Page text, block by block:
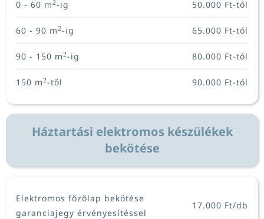
0 - 60 m2-ig 50.000 Ft-tól
60 - 90 m2-ig 65.000 Ft-tól
90 - 150 m2-ig 80.000 Ft-tól
150 m2-től 90.000 Ft-tól
Háztartási elektromos készülékek
bekötése
Elektromos főzőlap bekötése
garanciajegy érvényesítéssel
17.000 Ft/db